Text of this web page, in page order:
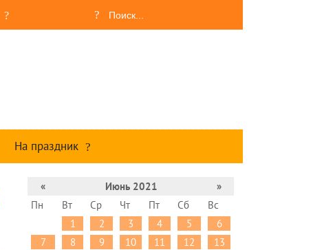
На праздник
« Июнь 2021
»
Пн
Вт Ср Чт Пт Сб
Вс
1
2 3 4 5
6
7
8 9 10 11 12
13